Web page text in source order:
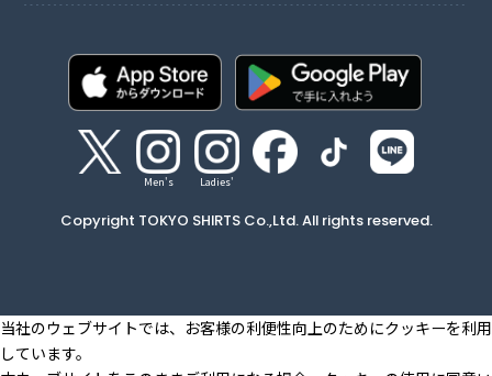
Men's Ladies'
Copyright TOKYO SHIRTS Co.,Ltd. All rights reserved.
当社のウェブサイトでは、お客様の利便性向上のためにクッキーを利用
しています。